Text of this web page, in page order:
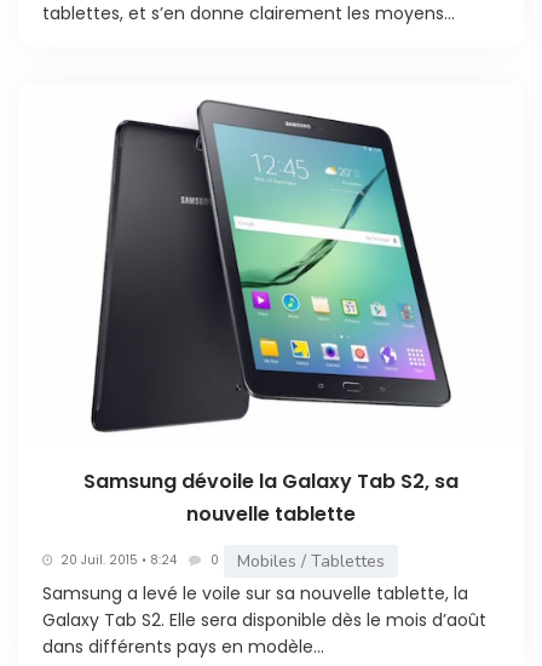
tablettes, et s’en donne clairement les moyens...
Samsung dévoile la Galaxy Tab S2, sa
nouvelle tablette
20 Juil. 2015 • 8:24 0 Mobiles / Tablettes
Samsung a levé le voile sur sa nouvelle tablette, la
Galaxy Tab S2. Elle sera disponible dès le mois d’août
dans différents pays en modèle...